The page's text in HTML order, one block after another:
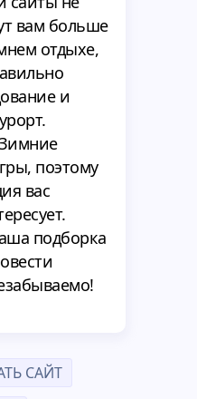
вам больше
отдыхе,
и
поэтому
вас
подборка
САЙТ